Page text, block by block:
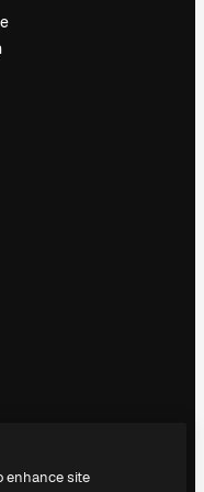
enhance site